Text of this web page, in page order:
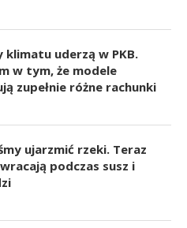
klimatu uderzą w PKB.
w tym, że modele
zupełnie różne rachunki
ujarzmić rzeki. Teraz
podczas susz i